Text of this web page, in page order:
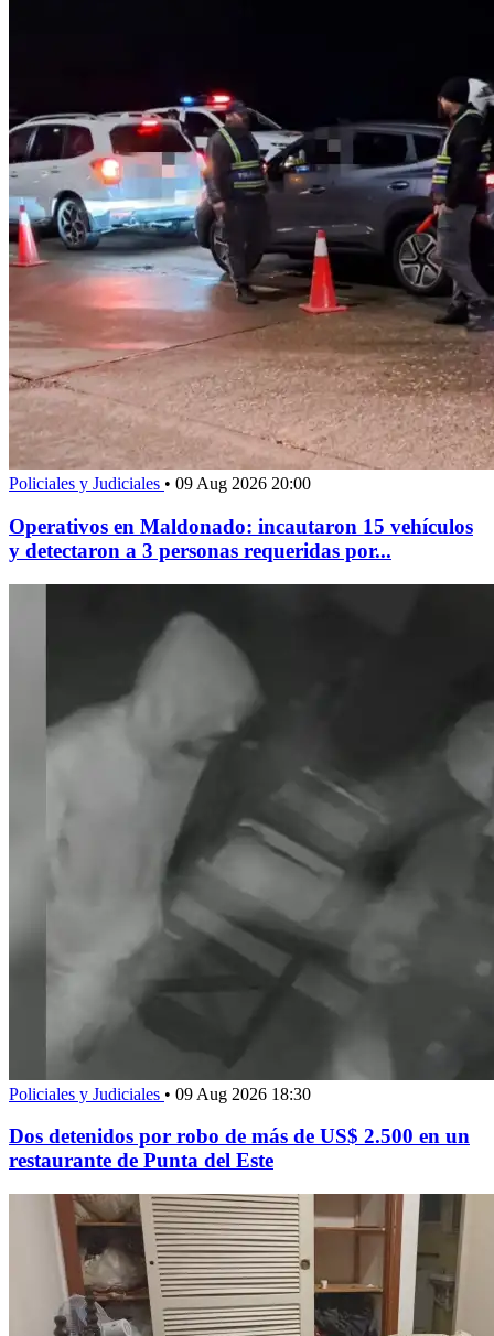
Policiales y Judiciales • 09 Aug 2026 20:00
Operativos en Maldonado: incautaron 15 vehículos
y detectaron a 3 personas requeridas por...
Policiales y Judiciales • 09 Aug 2026 18:30
Dos detenidos por robo de más de US$ 2.500 en un
restaurante de Punta del Este